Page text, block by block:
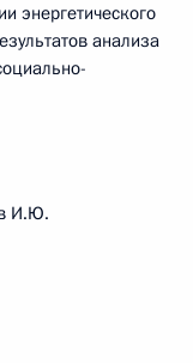
энергетического
анализа
И.Ю.